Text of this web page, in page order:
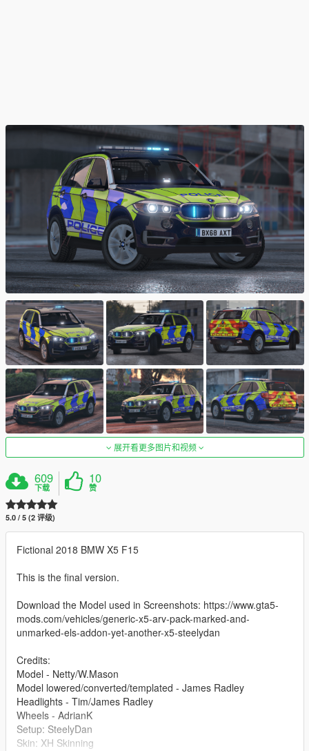
展开看更多图片和视频
609
下载
10
赞
5.0 / 5 (2 评级)
Fictional 2018 BMW X5 F15
This is the final version.
Download the Model used in Screenshots: https://www.gta5-
mods.com/vehicles/generic-x5-arv-pack-marked-and-
unmarked-els-addon-yet-another-x5-steelydan
Credits:
Model - Netty/W.Mason
Model lowered/converted/templated - James Radley
Headlights - Tim/James Radley
Wheels - AdrianK
Setup: SteelyDan
Skin: XH Skinning